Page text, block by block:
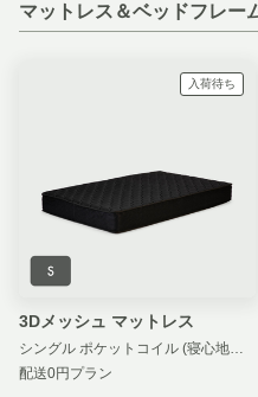
マットレス＆ベッドフレー
入荷待ち
3Dメッシュ マットレス
シングル ポケットコイル (寝心地：柔らかめ) 汚損補償 無し
配送0円プラン